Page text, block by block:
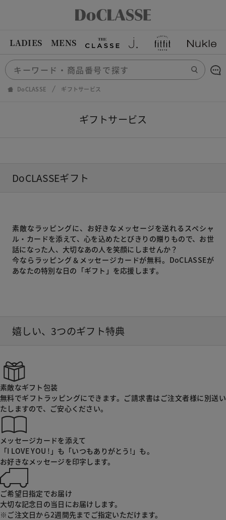
LADIES MENS
DoCLASSE ギフトサービス
ギフトサービス
DoCLASSEギフト
素敵なラッピングに、お好きなメッセージを送れるスペシャ
ル・カードを添えて、心を込めたとびきりの贈りもので、お世
話になった人、大切なあの人を笑顔にしませんか？
今ならラッピング＆メッセージカードが無料。DoCLASSEが
あなたの特別な日の「ギフト」を応援します。
嬉しい、3つのギフト特典
素敵なギフト包装
無料でギフトラッピングにできます。ご請求書はご注文者様に別送い
たしますので、ご安心ください。
メッセージカードを添えて
「I LOVE YOU !」も「いつもありがとう!」も。
お好きなメッセージを印字します。
ご希望日指定でお届け
大切な記念日の当日にお届けします。
※ ご注文日から2週間先までご指定いただけます。